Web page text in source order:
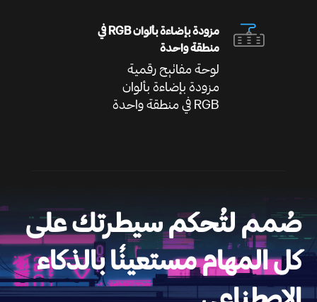
مزودة بإضاءة بألوان RGB في
منطقة واحدة
لوحة مفاتيح رقمية
مزودة بإضاءة بألوان
RGB في منطقة واحدة
صُمم لتُحكم سيطرتك على
كل المهام مستعينًا بالذكاء